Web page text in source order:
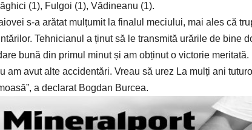
(1), Fulgoi (1), Vădineanu (1).
s-a arătat mulțumit la finalul meciului, mai ales că
Tehnicianul a ținut să le transmită urările de bine
bună din primul minut și am obținut o victorie
am avut alte accidentări. Vreau să urez La mulți ani
a declarat Bogdan Burcea.